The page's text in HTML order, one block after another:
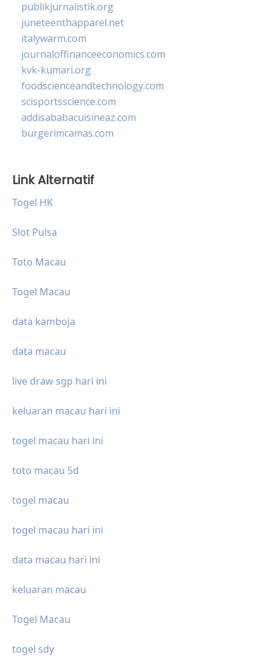
publikjurnalistik.org
juneteenthapparel.net
italywarm.com
journaloffinanceeconomics.com
kvk-kumari.org
foodscienceandtechnology.com
scisportsscience.com
addisababacuisineaz.com
burgerimcamas.com
Link Alternatif
Togel HK
Slot Pulsa
Toto Macau
Togel Macau
data kamboja
data macau
live draw sgp hari ini
keluaran macau hari ini
togel macau hari ini
toto macau 5d
togel macau
togel macau hari ini
data macau hari ini
keluaran macau
Togel Macau
togel sdy